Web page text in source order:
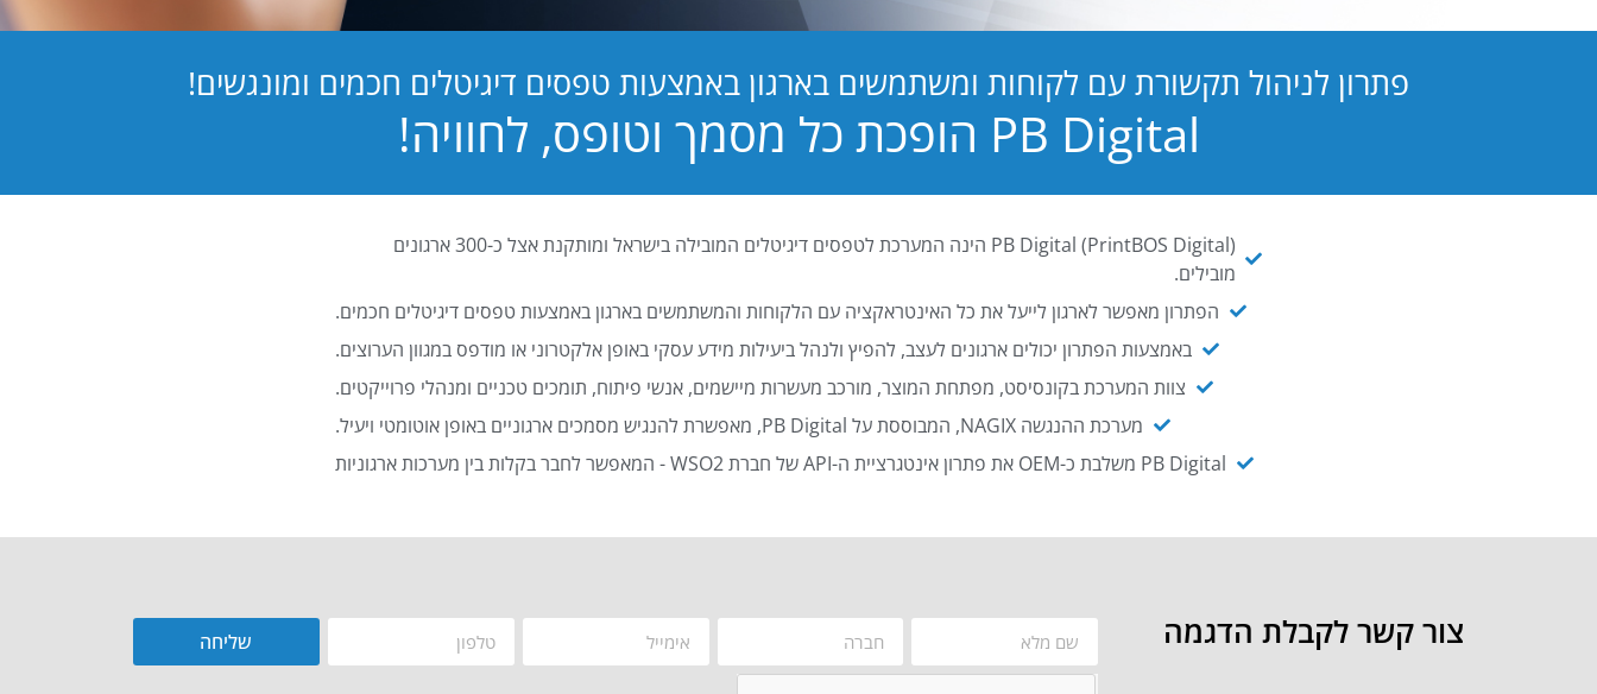
פתרון לניהול תקשורת עם לקוחות ומשתמשים בארגון באמצעות טפסים דיגיטלים חכמים ומונגשים!
PB Digital הופכת כל מסמך וטופס, לחוויה!
PB Digital (PrintBOS Digital) הינה המערכת לטפסים דיגיטלים המובילה בישראל ומותקנת אצל כ-300 ארגונים
מובילים.
הפתרון מאפשר לארגון לייעל את כל האינטראקציה עם הלקוחות והמשתמשים בארגון באמצעות טפסים דיגיטלים חכמים.
באמצעות הפתרון יכולים ארגונים לעצב, להפיץ ולנהל ביעילות מידע עסקי באופן אלקטרוני או מודפס במגוון הערוצים.
צוות המערכת בקונסיסט, מפתחת המוצר, מורכב מעשרות מיישמים, אנשי פיתוח, תומכים טכניים ומנהלי פרוייקטים.
מערכת ההנגשה NAGIX, המבוססת על PB Digital, מאפשרת להנגיש מסמכים ארגוניים באופן אוטומטי ויעיל.
PB Digital משלבת כ-OEM את פתרון אינטגרציית ה-API של חברת WSO2 - המאפשר לחבר בקלות בין מערכות ארגוניות
צור קשר לקבלת הדגמה שליחה